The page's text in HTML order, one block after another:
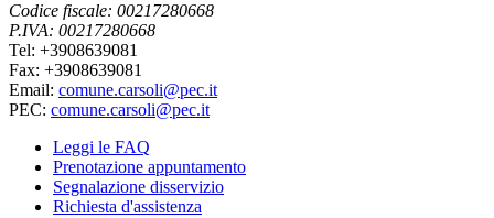
Codice fiscale: 00217280668
P.IVA: 00217280668
Tel: +3908639081
Fax: +3908639081
Email: comune.carsoli@pec.it
PEC: comune.carsoli@pec.it
Leggi le FAQ
Prenotazione appuntamento
Segnalazione disservizio
Richiesta d'assistenza